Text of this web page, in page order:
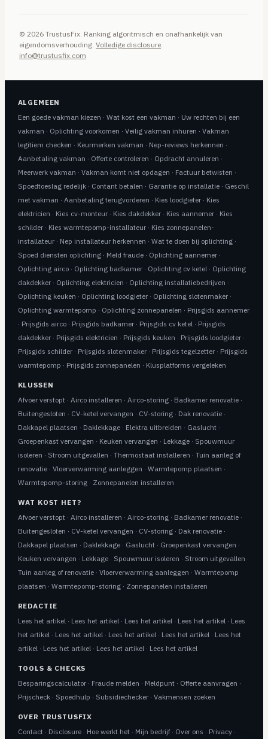
© 2026 TrustusFix. Ranking algoritmisch en onafhankelijk van
eigendomsverhouding. Volledige disclosure.
info@trustusfix.com
ALGEMEEN
Een goede vakman kiezen · Wat kost een vakman · Uw rechten bij een
vakman · Oplichting voorkomen · Veilig vakman inhuren · Vakman
legitiem checken · Keurmerken vakman · Nep-reviews herkennen ·
Aanbetaling vakman · Offerte controleren · Opdracht annuleren ·
Meerwerk vakman · Vakman komt niet opdagen · Factuur betwisten ·
Spoedtoeslag redelijk· Contant betalen · Garantie op installatie· Geschil
met vakman · Aanbetaling terugvorderen · Kies loodgieter· Kies
elektricien · Kies cv-monteur· Kies dakdekker· Kies aannemer· Kies
schilder· Kies warmtepomp-installateur· Kies zonnepanelen-
installateur· Nep installateur herkennen · Wat te doen bij oplichting·
Spoed diensten oplichting· Meld fraude· Oplichting aannemer·
Oplichting airco· Oplichting badkamer· Oplichting cv ketel· Oplichting
dakdekker· Oplichting elektricien · Oplichting installatiebedrijven ·
Oplichting keuken · Oplichting loodgieter· Oplichting slotenmaker·
Oplichting warmtepomp · Oplichting zonnepanelen · Prijsgids aannemer
· Prijsgids airco· Prijsgids badkamer· Prijsgids cv ketel· Prijsgids
dakdekker· Prijsgids elektricien · Prijsgids keuken · Prijsgids loodgieter·
Prijsgids schilder· Prijsgids slotenmaker· Prijsgids tegelzetter· Prijsgids
warmtepomp · Prijsgids zonnepanelen · Klusplatforms vergeleken
KLUSSEN
Afvoer verstopt· Airco installeren · Airco-storing· Badkamer renovatie·
Buitengesloten · CV-ketel vervangen · CV-storing· Dak renovatie·
Dakkapel plaatsen · Daklekkage· Elektra uitbreiden · Gaslucht·
Groepenkast vervangen · Keuken vervangen · Lekkage· Spouwmuur
isoleren · Stroom uitgevallen · Thermostaat installeren · Tuin aanleg of
renovatie· Vloerverwarming aanleggen · Warmtepomp plaatsen ·
Warmtepomp-storing· Zonnepanelen installeren
WAT KOST HET?
Afvoer verstopt· Airco installeren · Airco-storing· Badkamer renovatie·
Buitengesloten · CV-ketel vervangen · CV-storing· Dak renovatie·
Dakkapel plaatsen · Daklekkage· Gaslucht· Groepenkast vervangen ·
Keuken vervangen · Lekkage· Spouwmuur isoleren · Stroom uitgevallen ·
Tuin aanleg of renovatie· Vloerverwarming aanleggen · Warmtepomp
plaatsen · Warmtepomp-storing· Zonnepanelen installeren
REDACTIE
Lees het artikel· Lees het artikel· Lees het artikel· Lees het artikel· Lees
het artikel· Lees het artikel· Lees het artikel· Lees het artikel· Lees het
artikel· Lees het artikel· Lees het artikel· Lees het artikel
TOOLS & CHECKS
Besparingscalculator· Fraude melden · Meldpunt· Offerte aanvragen ·
Prijscheck· Spoedhulp · Subsidiechecker· Vakmensen zoeken
OVER TRUSTUSFIX
Contact· Disclosure· Hoe werkt het· Mijn bedrijf· Over ons · Privacy·